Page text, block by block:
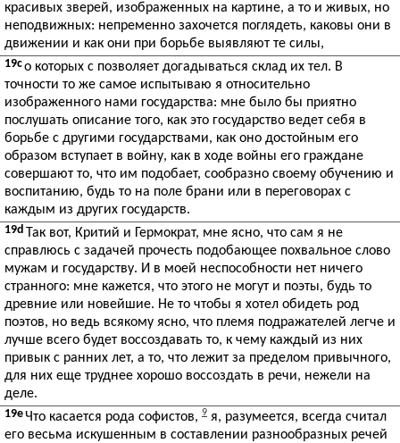
красивых зверей, изображенных на картине, а то и живых, но
неподвижных: непременно захочется поглядеть, каковы они в
движении и как они при борьбе выявляют те силы,
19cо которых с позволяет догадываться склад их тел. В
точности то же самое испытываю я относительно
изображенного нами государства: мне было бы приятно
послушать описание того, как это государство ведет себя в
борьбе с другими государствами, как оно достойным его
образом вступает в войну, как в ходе войны его граждане
совершают то, что им подобает, сообразно своему обучению и
воспитанию, будь то на поле брани или в переговорах с
каждым из других государств.
19d Так вот, Критий и Гермократ, мне ясно, что сам я не
справлюсь с задачей прочесть подобающее похвальное слово
мужам и государству. И в моей неспособности нет ничего
странного: мне кажется, что этого не могут и поэты, будь то
древние или новейшие. Не то чтобы я хотел обидеть род
поэтов, но ведь всякому ясно, что племя подражателей легче и
лучше всего будет воссоздавать то, к чему каждый из них
привык с ранних лет, а то, что лежит за пределом привычного,
для них еще труднее хорошо воссоздать в речи, нежели на
деле.
19eЧто касается рода софистов, 9 я, разумеется, всегда считал
его весьма искушенным в составлении разнообразных речей